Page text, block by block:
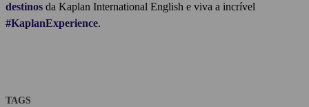
destinos da Kaplan International English e viva a incrível
#KaplanExperience.
TAGS